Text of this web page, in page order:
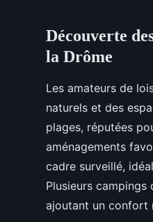
Découverte
la Drôme
Les amateurs de
naturels et des
plages, réputées
aménagements
cadre surveillé,
Plusieurs
ajoutant un confort